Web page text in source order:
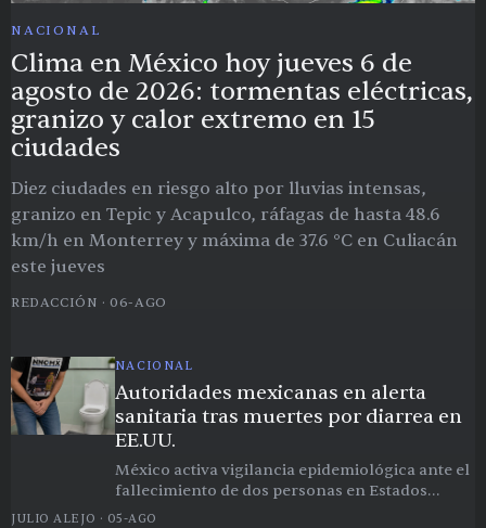
NACIONAL
Clima en México hoy jueves 6 de
agosto de 2026: tormentas eléctricas,
granizo y calor extremo en 15
ciudades
Diez ciudades en riesgo alto por lluvias intensas,
granizo en Tepic y Acapulco, ráfagas de hasta 48.6
km/h en Monterrey y máxima de 37.6 °C en Culiacán
este jueves
REDACCIÓN · 06-AGO
NACIONAL
Autoridades mexicanas en alerta
sanitaria tras muertes por diarrea en
EE.UU.
México activa vigilancia epidemiológica ante el
fallecimiento de dos personas en Estados
Unidos por cuadros severos de diarrea.
JULIO ALEJO · 05-AGO